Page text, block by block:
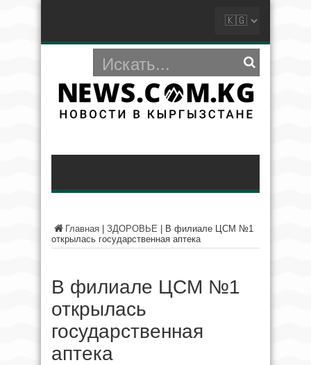
Главная ЗДОРОВЬЕ
В филиале ЦСМ №1
открылась государственная аптека
В филиале ЦСМ №1
открылась
государственная
аптека